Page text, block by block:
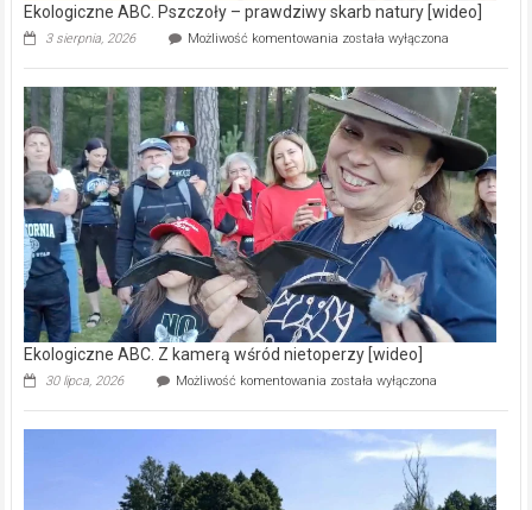
Ekologiczne ABC. Pszczoły – prawdziwy skarb natury [wideo]
3 sierpnia, 2026 Możliwość komentowania Ekologiczne
–
prawdziwy
skarb
natury
[wideo]
została wyłączona
Ekologiczne ABC. Z kamerą wśród nietoperzy [wideo]
30 lipca, 2026 Możliwość komentowania Ekologiczne
kamerą
wśród
została wyłączona